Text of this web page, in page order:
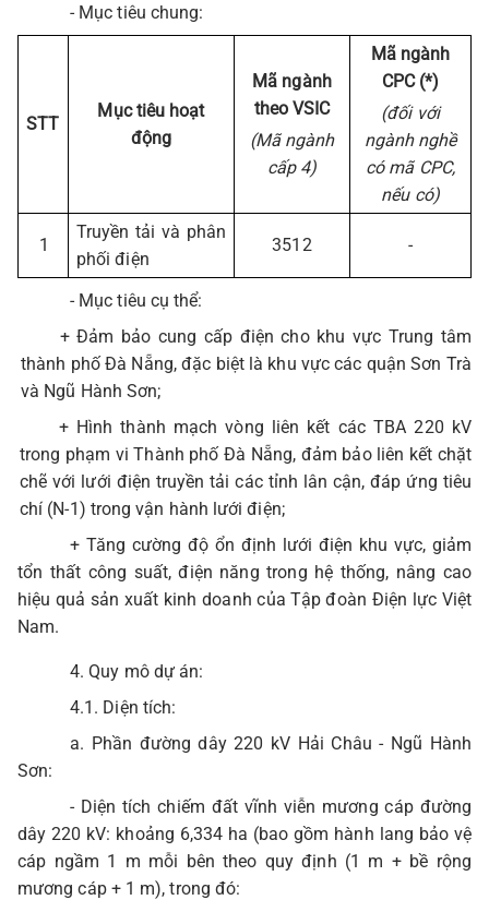
- Mục tiêu chung:
STT
Mục tiêu hoạt
động
Mã ngành
theo VSIC
(Mã ngành
cấp 4)
Mã ngành
CPC (*)
(đối với
ngành nghề
có mã CPC,
nếu có)
1
Truyền tải và phân
phối điện
3512 -
- Mục tiêu cụ thể:
+Đảm bảo cung cấp điện cho khu vực Trung tâm
thành phố Đà Nẵng, đặc biệt là khu vực các quận Sơn Trà
và Ngũ Hành Sơn;
+ Hình thành mạch vòng liên kết các TBA 220 kV
trong phạm vi Thành phố Đà Nẵng, đảm bảo liên kết chặt
chẽ với lưới điện truyền tải các tỉnh lân cận, đáp ứng tiêu
chí (N-1) trong vận hành lưới điện;
+ Tăng cường độ ổn định lưới điện khu vực, giảm
tổn thất công suất, điện năng trong hệ thống, nâng cao
hiệu quả sản xuất kinh doanh của Tập đoàn Điện lực Việt
Nam.
4. Quy mô dự án:
4.1. Diện tích:
a. Phần đường dây 220 kV Hải Châu - Ngũ Hành
Sơn:
- Diện tích chiếm đất vĩnh viễn mương cáp đường
dây 220 kV: khoảng 6,334 ha (bao gồm hành lang bảo vệ
cáp ngầm 1 m mỗi bên theo quy định (1 m + bề rộng
mương cáp + 1 m), trong đó: